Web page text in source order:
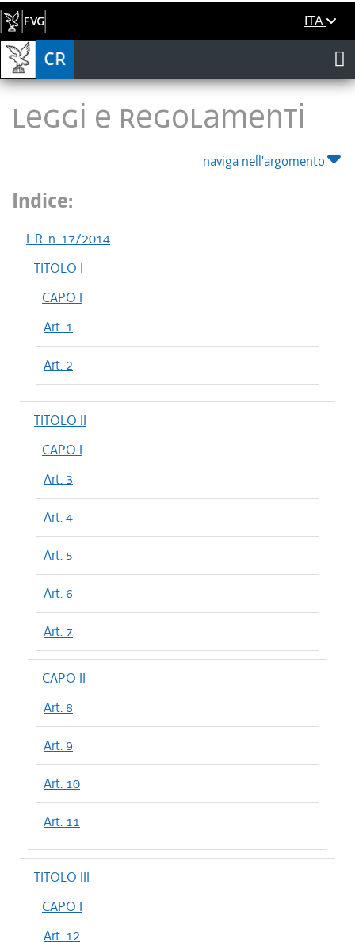
ITA
LEGGI E REGOLAMENTI
naviga nell'argomento
Indice:
L.R. n. 17/2014
TITOLO I
CAPO I
Art. 1
Art. 2
TITOLO II
CAPO I
Art. 3
Art. 4
Art. 5
Art. 6
Art. 7
CAPO II
Art. 8
Art. 9
Art. 10
Art. 11
TITOLO III
CAPO I
Art. 12